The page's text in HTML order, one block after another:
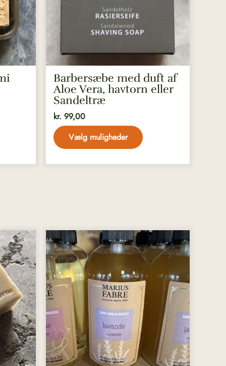
Barbersæbe med duft af
Aloe Vera, havtorn eller
Sandeltræ
kr. 99,00
Vælg muligheder
kan
på
varesiden
Dette
vare
har
flere
varianter.
Mulighederne
kan
vælges
på
varesiden